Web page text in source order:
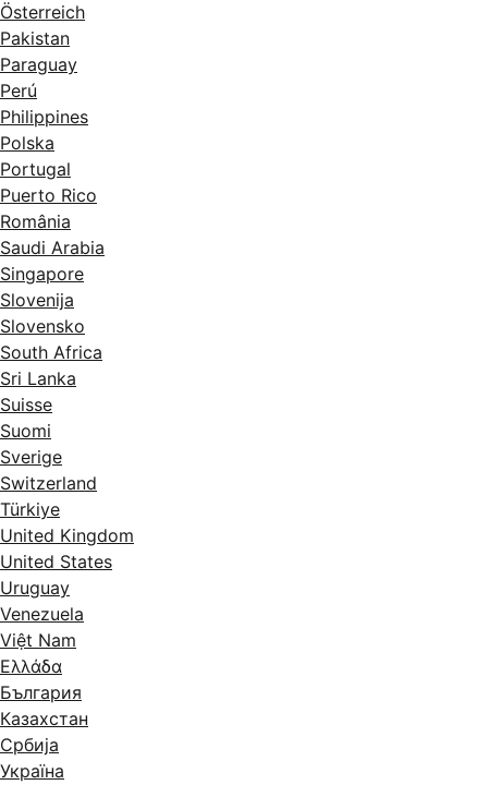
Österreich
Pakistan
Paraguay
Perú
Philippines
Polska
Portugal
Puerto Rico
România
Saudi Arabia
Singapore
Slovenija
Slovensko
South Africa
Sri Lanka
Suisse
Suomi
Sverige
Switzerland
Türkiye
United Kingdom
United States
Uruguay
Venezuela
Việt Nam
Ελλάδα
България
Казахстан
Србија
Україна